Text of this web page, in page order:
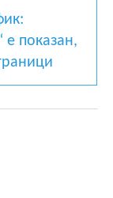
е показан,